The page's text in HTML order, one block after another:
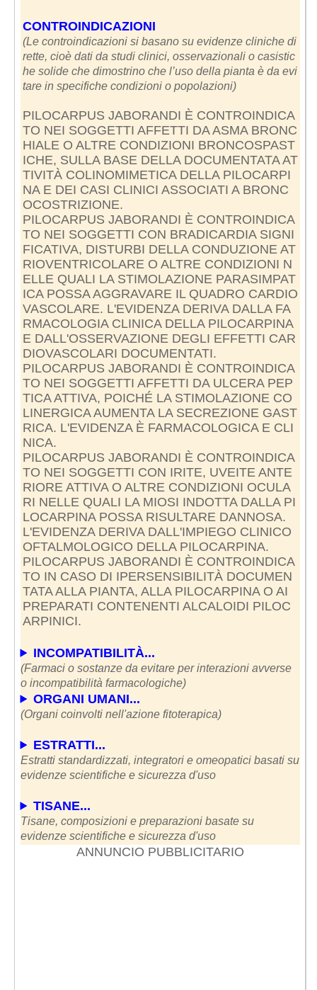
CONTROINDICAZIONI
(Le controindicazioni si basano su evidenze cliniche di
rette, cioè dati da studi clinici, osservazionali o casistic
he solide che dimostrino che l’uso della pianta è da evi
tare in specifiche condizioni o popolazioni)
PILOCARPUS JABORANDI È CONTROINDICA
TO NEI SOGGETTI AFFETTI DA ASMA BRONC
HIALE O ALTRE CONDIZIONI BRONCOSPAST
ICHE, SULLA BASE DELLA DOCUMENTATA AT
TIVITÀ COLINOMIMETICA DELLA PILOCARPI
NA E DEI CASI CLINICI ASSOCIATI A BRONC
OCOSTRIZIONE.
PILOCARPUS JABORANDI È CONTROINDICA
TO NEI SOGGETTI CON BRADICARDIA SIGNI
FICATIVA, DISTURBI DELLA CONDUZIONE AT
RIOVENTRICOLARE O ALTRE CONDIZIONI N
ELLE QUALI LA STIMOLAZIONE PARASIMPAT
ICA POSSA AGGRAVARE IL QUADRO CARDIO
VASCOLARE. L'EVIDENZA DERIVA DALLA FA
RMACOLOGIA CLINICA DELLA PILOCARPINA
E DALL'OSSERVAZIONE DEGLI EFFETTI CAR
DIOVASCOLARI DOCUMENTATI.
PILOCARPUS JABORANDI È CONTROINDICA
TO NEI SOGGETTI AFFETTI DA ULCERA PEP
TICA ATTIVA, POICHÉ LA STIMOLAZIONE CO
LINERGICA AUMENTA LA SECREZIONE GAST
RICA. L'EVIDENZA È FARMACOLOGICA E CLI
NICA.
PILOCARPUS JABORANDI È CONTROINDICA
TO NEI SOGGETTI CON IRITE, UVEITE ANTE
RIORE ATTIVA O ALTRE CONDIZIONI OCULA
RI NELLE QUALI LA MIOSI INDOTTA DALLA PI
LOCARPINA POSSA RISULTARE DANNOSA.
L'EVIDENZA DERIVA DALL'IMPIEGO CLINICO
OFTALMOLOGICO DELLA PILOCARPINA.
PILOCARPUS JABORANDI È CONTROINDICA
TO IN CASO DI IPERSENSIBILITÀ DOCUMEN
TATA ALLA PIANTA, ALLA PILOCARPINA O AI
PREPARATI CONTENENTI ALCALOIDI PILOC
ARPINICI.
INCOMPATIBILITÀ...
(Farmaci o sostanze da evitare per interazioni avverse
o incompatibilità farmacologiche)
ORGANI UMANI...
(Organi coinvolti nell'azione fitoterapica)
ESTRATTI...
Estratti standardizzati, integratori e omeopatici basati su
evidenze scientifiche e sicurezza d'uso
TISANE...
Tisane, composizioni e preparazioni basate su
evidenze scientifiche e sicurezza d'uso
ANNUNCIO PUBBLICITARIO